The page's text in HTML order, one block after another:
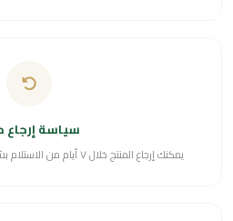
سياسة إرجاع
يمكنك إرجاع المنتج خلال ٧ أيام من الاستلام بشرط أن يكون في حالته الأصلية.